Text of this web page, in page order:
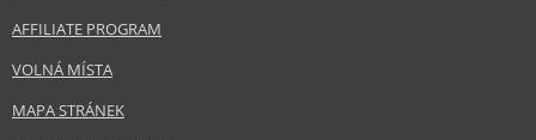
AFFILIATE PROGRAM
VOLNÁ MÍSTA
MAPA STRÁNEK